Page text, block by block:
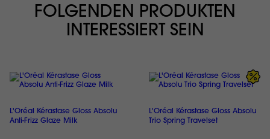
FOLGENDEN PRODUKTEN
INTERESSIERT SEIN
L'Oréal Kérastase Gloss Absolu
Anti-Frizz Glaze Milk
L'Oréal Kérastase Gloss Absolu
Trio Spring Travelset